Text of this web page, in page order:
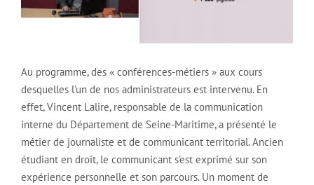
Au programme, des « conférences-métiers » aux cours
desquelles l’un de nos administrateurs est intervenu. En
effet, Vincent Lalire, responsable de la communication
interne du Département de Seine-Maritime, a présenté le
métier de journaliste et de communicant territorial. Ancien
étudiant en droit, le communicant s’est exprimé sur son
expérience personnelle et son parcours. Un moment de